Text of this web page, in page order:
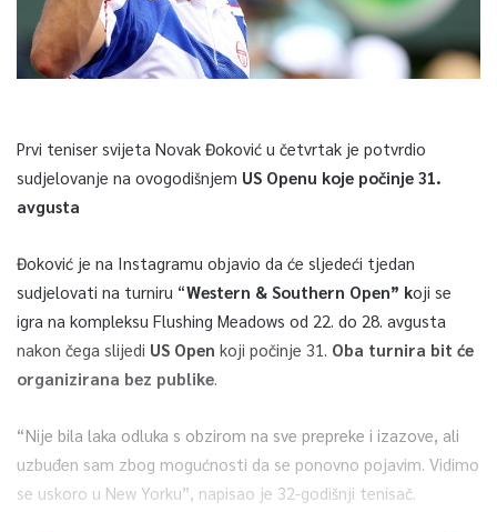
Prvi teniser svijeta Novak Đoković u četvrtak je potvrdio
sudjelovanje na ovogodišnjem US Openu koje počinje 31.
avgusta
Đoković je na Instagramu objavio da će sljedeći tjedan
sudjelovati na turniru “Western & Southern Open” koji se
igra na kompleksu Flushing Meadows od 22. do 28. avgusta
nakon čega slijedi US Open koji počinje 31. Oba turnira bit će
organizirana bez publike.
“Nije bila laka odluka s obzirom na sve prepreke i izazove, ali
uzbuđen sam zbog mogućnosti da se ponovno pojavim. Vidimo
se uskoro u New Yorku”, napisao je 32-godišnji tenisač.